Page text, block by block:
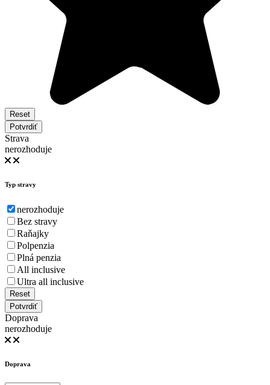
Reset
Potvrdiť
Strava
nerozhoduje
Typ stravy
nerozhoduje
Bez stravy
Raňajky
Polpenzia
Plná penzia
All inclusive
Ultra all inclusive
Reset
Potvrdiť
Doprava
nerozhoduje
Doprava